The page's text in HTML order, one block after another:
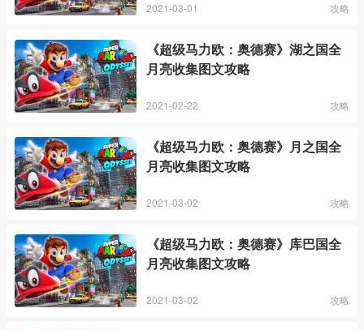
2021-03-01 攻略
《超级马力欧：奥德赛》湖之国全
月亮收集图文攻略
2021-02-22 攻略
《超级马力欧：奥德赛》月之国全
月亮收集图文攻略
2021-03-02 攻略
《超级马力欧：奥德赛》库巴国全
月亮收集图文攻略
2021-03-02 攻略